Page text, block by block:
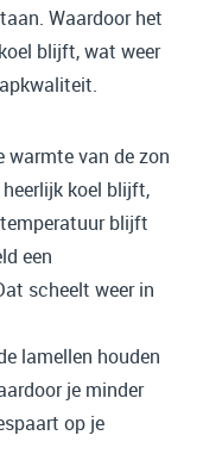
Waardoor het
blijft, wat weer
warmte van de zon
koel blijft,
blijft
een
scheelt weer in
lamellen houden
je minder
op je